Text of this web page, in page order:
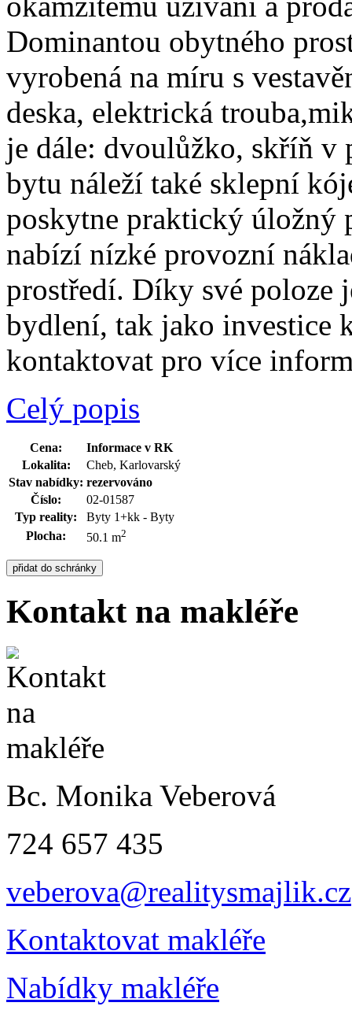
Dominantou obytného
vyrobená na míru s
deska, elektrická
je dále: dvoulůžko, skříň v
bytu náleží také sklepní
poskytne praktický úložný
nabízí nízké provozní
prostředí. Díky své poloze
bydlení, tak jako investice
kontaktovat pro více
Celý popis
Cena:
Informace v RK
Lokalita:
Cheb, Karlovarský
Stav nabídky: rezervováno
Číslo:
02-01587
Typ reality:
Byty 1+kk - Byty
Plocha:
50.1 m2
Kontakt na makléře
Bc. Monika Veberová
724 657 435
veberova@realitysmajlik.cz
Kontaktovat makléře
Nabídky makléře